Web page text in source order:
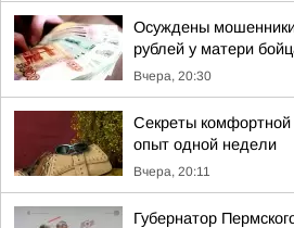
Осуждены
рублей у матери
Вчера, 20:30
Секреты
опыт одной недели
Вчера, 20:11
Губернатор